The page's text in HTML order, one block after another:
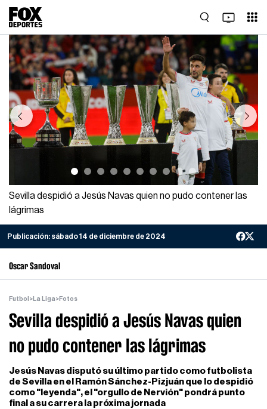
Previous Next
Sevilla despidió a Jesús Navas quien no pudo contener las
lágrimas
Publicación: sábado 14 de diciembre de 2024
Oscar Sandoval
Futbol >La Liga>Fotos
Sevilla despidió a Jesús Navas quien
no pudo contener las lágrimas
Jesús Navas disputó su último partido como futbolista
de Sevilla en el Ramón Sánchez-Pizjuán que lo despidió
como "leyenda", el "orgullo de Nervión" pondrá punto
final a su carrera la próxima jornada